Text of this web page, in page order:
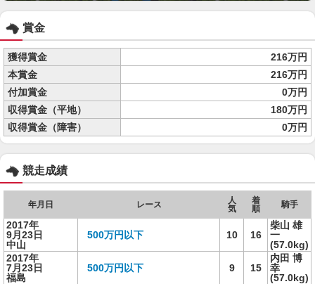
賞金
獲得賞金
216万円
本賞金
216万円
付加賞金
0万円
収得賞金（平地）
180万円
収得賞金（障害）
0万円
競走成績
年月日 レース
人
気
着
順
騎手
2017年
9月23日
中山
500万円以下 10 16
柴山 雄
一
(57.0kg)
2017年
7月23日
福島
500万円以下 9 15
内田 博
幸
(57.0kg)